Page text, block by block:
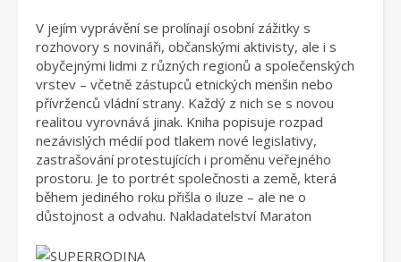
V jejím vyprávění se prolínají osobní zážitky s
rozhovory s novináři, občanskými aktivisty, ale i s
obyčejnými lidmi z různých regionů a společenských
vrstev – včetně zástupců etnických menšin nebo
přívrženců vládní strany. Každý z nich se s novou
realitou vyrovnává jinak. Kniha popisuje rozpad
nezávislých médií pod tlakem nové legislativy,
zastrašování protestujících i proměnu veřejného
prostoru. Je to portrét společnosti a země, která
během jediného roku přišla o iluze – ale ne o
důstojnost a odvahu. Nakladatelství Maraton